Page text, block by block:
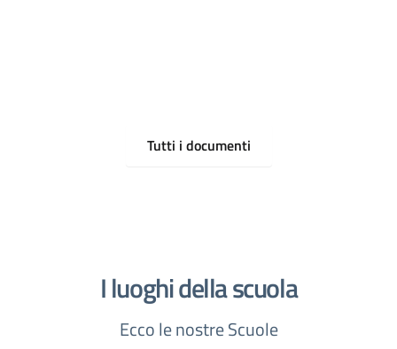
Tutti i documenti
I luoghi della scuola
Ecco le nostre Scuole